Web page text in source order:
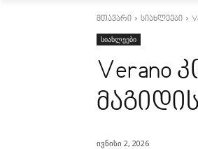
მთავარი სიახლეები
სიახლეები
Verano
ივნისი 2, 2026